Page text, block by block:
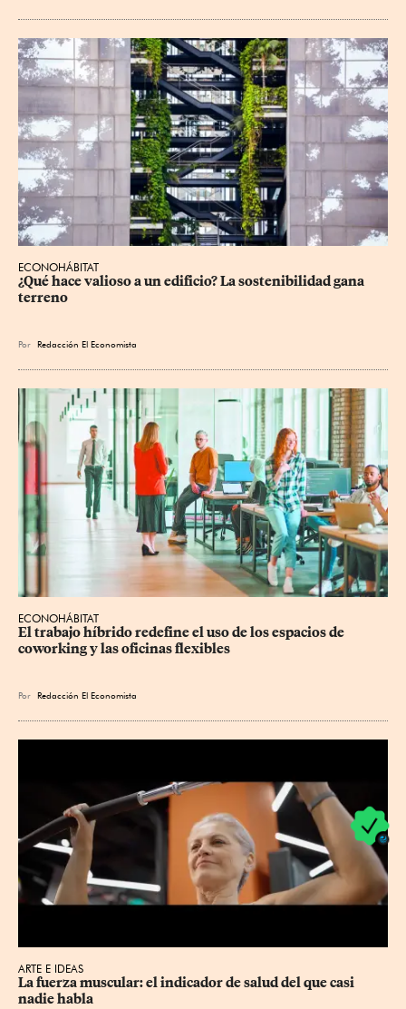
ECONOHÁBITAT
¿Qué hace valioso a un edificio? La sostenibilidad gana
terreno
Por Redacción El Economista
ECONOHÁBITAT
El trabajo híbrido redefine el uso de los espacios de
coworking y las oficinas flexibles
Por Redacción El Economista
ARTE E IDEAS
La fuerza muscular: el indicador de salud del que casi
nadie habla